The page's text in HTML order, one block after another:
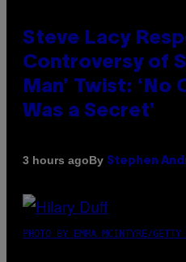
Steve Lacy
Controversy of
Man’ Twist: ‘No
Was a Secret’
3 hours agoBy Stephen
PHOTO BY EMMA MCINTYRE/